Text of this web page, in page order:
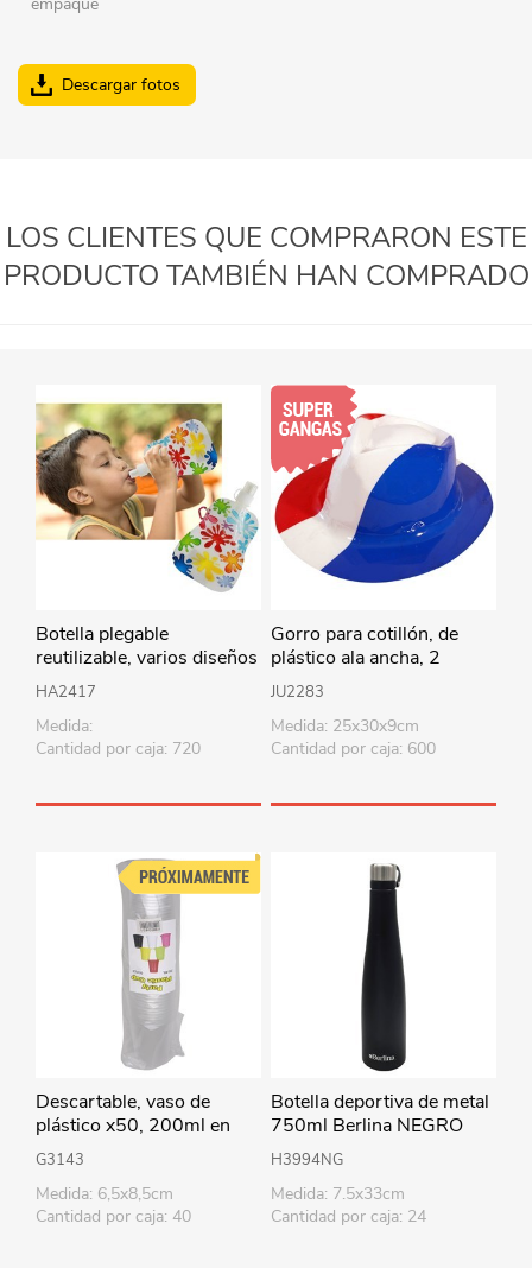
Descargar fotos
LOS CLIENTES QUE COMPRARON ESTE
PRODUCTO TAMBIÉN HAN COMPRADO
Botella plegable
reutilizable, varios diseños
HA2417
Medida:
Cantidad por caja: 720
Gorro para cotillón, de
plástico ala ancha, 2
diseños
JU2283
Medida: 25x30x9cm
Cantidad por caja: 600
Descartable, vaso de
plástico x50, 200ml en
bolsa
G3143
Medida: 6,5x8,5cm
Cantidad por caja: 40
Botella deportiva de metal
750ml Berlina NEGRO
H3994NG
Medida: 7.5x33cm
Cantidad por caja: 24